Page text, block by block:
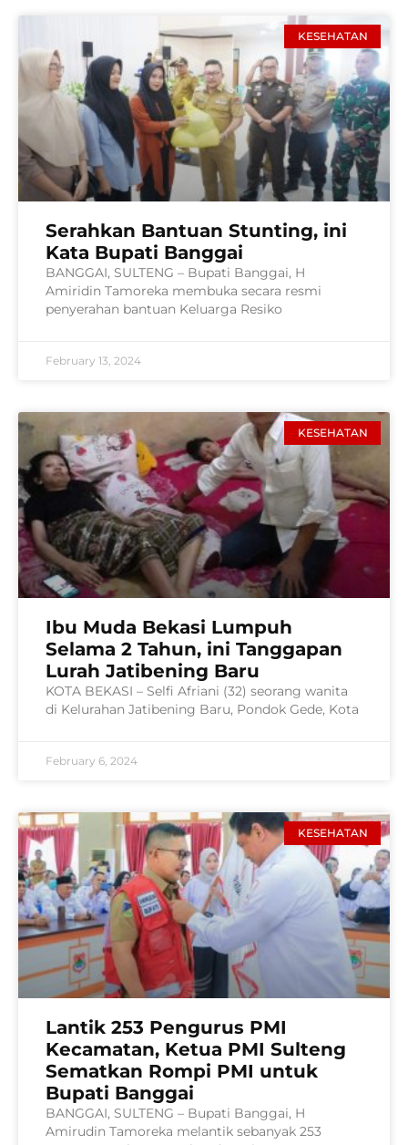
KESEHATAN
Serahkan Bantuan Stunting, ini
Kata Bupati Banggai
BANGGAI, SULTENG – Bupati Banggai, H
Amiridin Tamoreka membuka secara resmi
penyerahan bantuan Keluarga Resiko
February 13, 2024
KESEHATAN
Ibu Muda Bekasi Lumpuh
Selama 2 Tahun, ini Tanggapan
Lurah Jatibening Baru
KOTA BEKASI – Selfi Afriani (32) seorang wanita
di Kelurahan Jatibening Baru, Pondok Gede, Kota
February 6, 2024
KESEHATAN
Lantik 253 Pengurus PMI
Kecamatan, Ketua PMI Sulteng
Sematkan Rompi PMI untuk
Bupati Banggai
BANGGAI, SULTENG – Bupati Banggai, H
Amirudin Tamoreka melantik sebanyak 253